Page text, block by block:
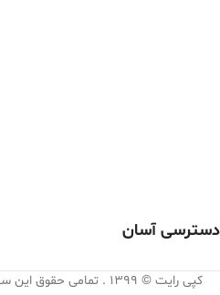
دسترسی آسان
کپی رایت © 1399 . تمامی